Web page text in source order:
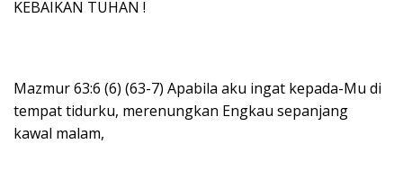
KEBAIKAN TUHAN !
Mazmur 63:6 (6) (63-7) Apabila aku ingat kepada-Mu di
tempat tidurku, merenungkan Engkau sepanjang
kawal malam,